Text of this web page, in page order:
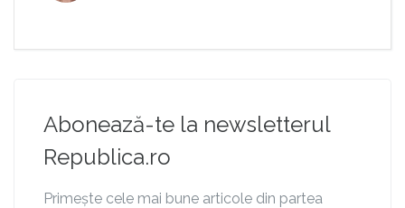
Abonează-te la newsletterul
Republica.ro
Primește cele mai bune articole din partea